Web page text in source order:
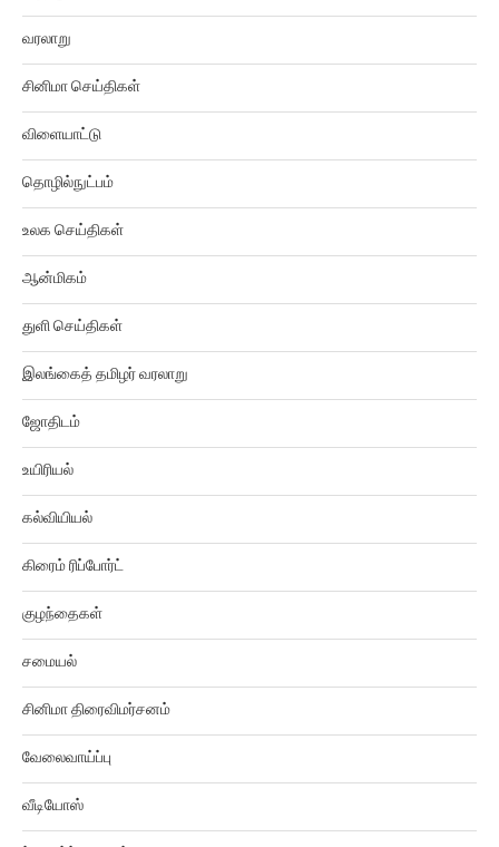
வரலாறு
சினிமா செய்திகள்
விளையாட்டு
தொழில்நுட்பம்
உலக செய்திகள்
ஆன்மிகம்
துளி செய்திகள்
இலங்கைத் தமிழர் வரலாறு
ஜோதிடம்
உயிரியல்
கல்வியியல்
கிரைம் ரிப்போர்ட்
குழந்தைகள்
சமையல்
சினிமா திரைவிமர்சனம்
வேலைவாய்ப்பு
வீடியோஸ்
ட்ரெண்ட் மியூசிக்